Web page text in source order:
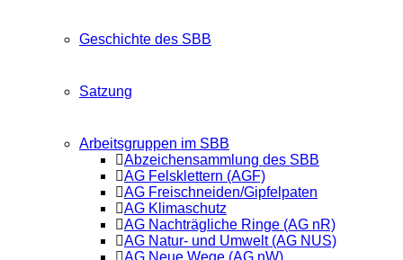
Geschichte des SBB
Satzung
Arbeitsgruppen im SBB
Abzeichensammlung des SBB
AG Felsklettern (AGF)
AG Freischneiden/Gipfelpaten
AG Klimaschutz
AG Nachträgliche Ringe (AG nR)
AG Natur- und Umwelt (AG NUS)
AG Neue Wege (AG nW)